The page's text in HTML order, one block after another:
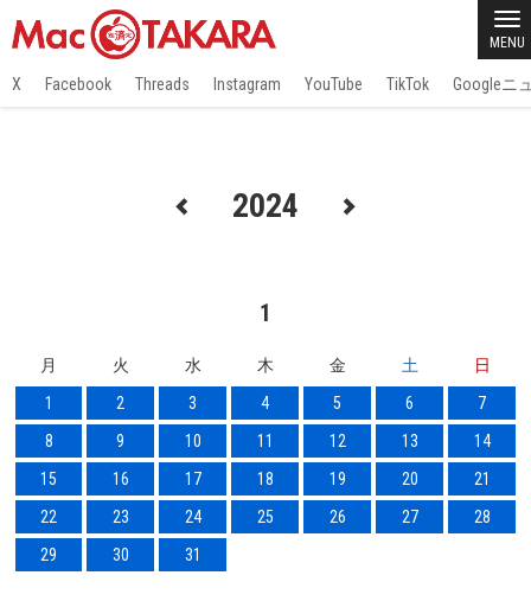
MENU
X Facebook Threads Instagram YouTube TikTok Googleニ
2024
1
月 火 水 木 金 土
日
1
2 3 4 5 6
7
8
9 10 11 12 13
14
15
16 17 18 19 20
21
22
23 24 25 26 27
28
29
30 31